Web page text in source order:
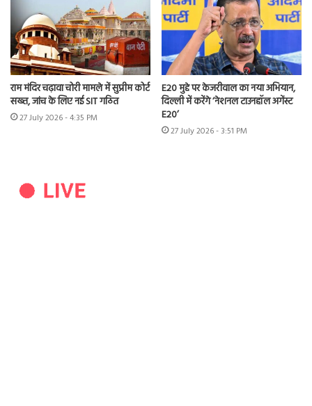
राम मंदिर चढ़ावा चोरी मामले में सुप्रीम कोर्ट
सख्त, जांच के लिए नई SIT गठित
27 July 2026 - 4:35 PM
E20 मुद्दे पर केजरीवाल का नया अभियान,
दिल्ली में करेंगे ‘नेशनल टाउनहॉल अगेंस्ट
E20’
27 July 2026 - 3:51 PM